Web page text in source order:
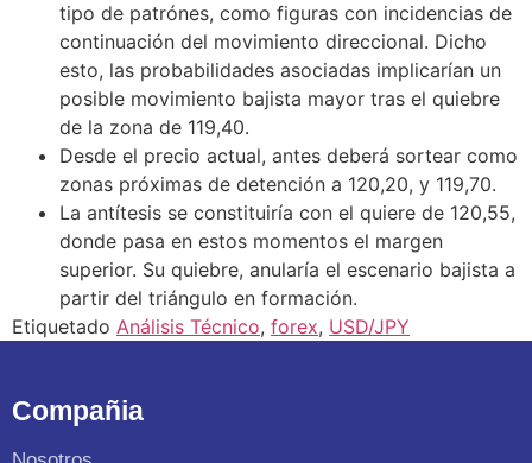
tipo de patrónes, como figuras con incidencias de
continuación del movimiento direccional. Dicho
esto, las probabilidades asociadas implicarían un
posible movimiento bajista mayor tras el quiebre
de la zona de 119,40.
Desde el precio actual, antes deberá sortear como
zonas próximas de detención a 120,20, y 119,70.
La antítesis se constituiría con el quiere de 120,55,
donde pasa en estos momentos el margen
superior. Su quiebre, anularía el escenario bajista a
partir del triángulo en formación.
Etiquetado Análisis Técnico, forex, USD/JPY
Compañia